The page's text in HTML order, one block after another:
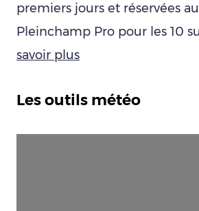
premiers jours et réservées
Pleinchamp Pro pour les 10
savoir plus
Les outils météo